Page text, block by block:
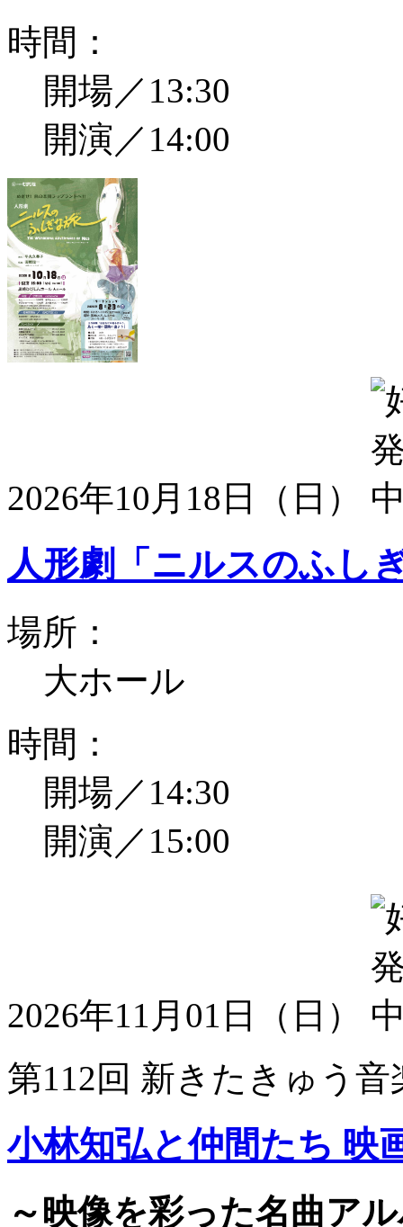
時間：
開場／13:30
開演／14:00
2026年10月18日（日）
人形劇「ニルスのふし
場所：
大ホール
時間：
開場／14:30
開演／15:00
2026年11月01日（日）
第112回 新きたきゅう音
小林知弘と仲間たち 映
～映像を彩った名曲ア